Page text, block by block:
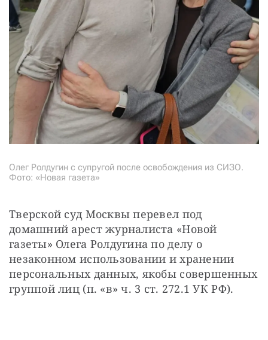
Олег Ролдугин с супругой после освобождения из СИЗО.
Фото: «Новая газета»
Тверской суд Москвы перевел под
домашний арест журналиста «Новой
газеты» Олега Ролдугина по делу о
незаконном использовании и хранении
персональных данных, якобы совершенных
группой лиц (п. «в» ч. 3 ст. 272.1 УК РФ).